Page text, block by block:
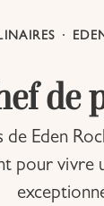
·
de
de Eden
pour vivre